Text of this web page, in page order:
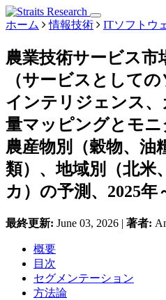
ホーム 情報技術 ITソフトウ
農業技術サービス
（サービスとして
インテリジェンス
量マッピングとモニ
農産物別（穀物、油
類）、地域別（北米
カ）の予測、2025年
最終更新: June 03, 2026 | 著者:
概要
目次
セグメンテーション
方法論